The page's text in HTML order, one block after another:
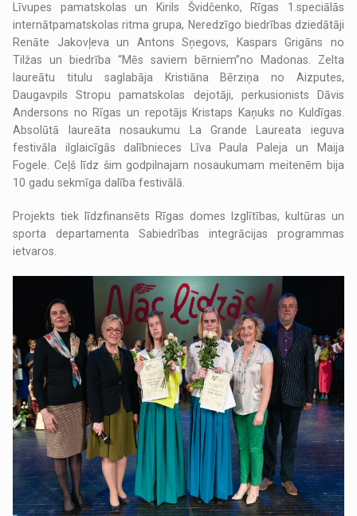
Līvupes pamatskolas un Kirils Švidčenko, Rīgas 1.speciālās
internātpamatskolas ritma grupa, Neredzīgo biedrības dziedātāji
Renāte Jakovļeva un Antons Sņegovs, Kaspars Grigāns no
Tilžas un biedrība “Mēs saviem bērniem”no Madonas. Zelta
laureātu titulu saglabāja Kristiāna Bērziņa no Aizputes,
Daugavpils Stropu pamatskolas dejotāji, perkusionists Dāvis
Andersons no Rīgas un repotājs Kristaps Kaņuks no Kuldīgas.
Absolūtā laureāta nosaukumu La Grande Laureata ieguva
festivāla ilglaicīgās dalībnieces Līva Paula Paleja un Maija
Fogele. Ceļš līdz šim godpilnajam nosaukumam meitenēm bija
10 gadu sekmīga dalība festivālā.
Projekts tiek līdzfinansēts Rīgas domes Izglītības, kultūras un
sporta departamenta Sabiedrības integrācijas programmas
ietvaros.